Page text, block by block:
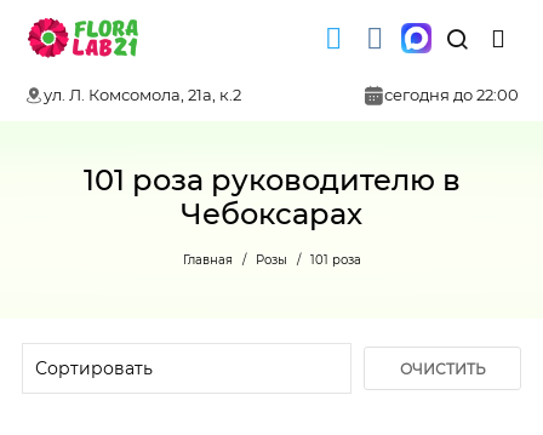
ул. Л. Комсомола, 21а, к.2 сегодня до 22:00
101 роза руководителю в
Чебоксарах
Главная Розы 101 роза
ОЧИСТИТЬ